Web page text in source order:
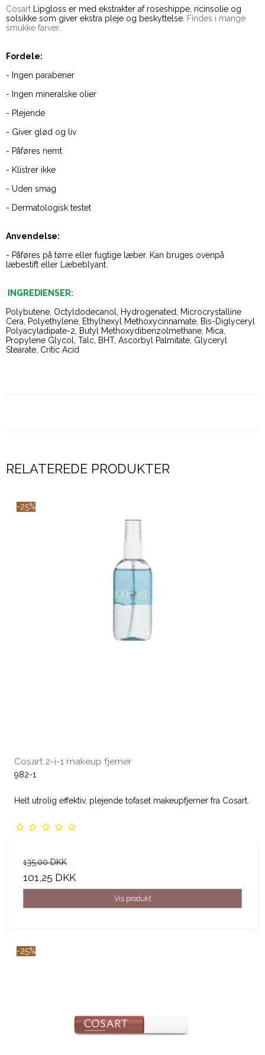
Cosart Lipgloss er med ekstrakter af roseshippe, ricinsolie og
solsikke som giver ekstra pleje og beskyttelse. Findes i mange
smukke farver.
Fordele:
- Ingen parabener
- Ingen mineralske olier
- Plejende
- Giver glød og liv
- Påføres nemt
- Klistrer ikke
- Uden smag
- Dermatologisk testet
Anvendelse:
- Påføres på tørre eller fugtige læber. Kan bruges ovenpå
læbestift eller Læbeblyant.
INGREDIENSER:
Polybutene, Octyldodecanol, Hydrogenated, Microcrystalline
Cera, Polyethylene, Ethylhexyl Methoxycinnamate, Bis-Diglyceryl
Polyacyladipate-2, Butyl Methoxydibenzolmethane, Mica,
Propylene Glycol, Talc, BHT, Ascorbyl Palmitate, Glyceryl
Stearate, Critic Acid
RELATEREDE PRODUKTER
-25%
Cosart 2-i-1 makeup fjerner
982-1
Helt utrolig effektiv, plejende tofaset makeupfjerner fra Cosart.
135,00 DKK
101,25 DKK
Vis produkt
-25%